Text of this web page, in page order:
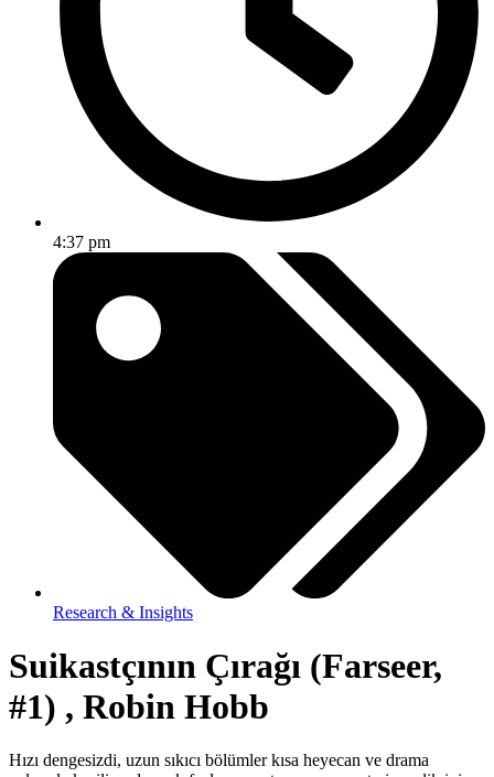
4:37 pm
Research & Insights
Suikastçının Çırağı (Farseer,
#1) , Robin Hobb
Hızı dengesizdi, uzun sıkıcı bölümler kısa heyecan ve drama